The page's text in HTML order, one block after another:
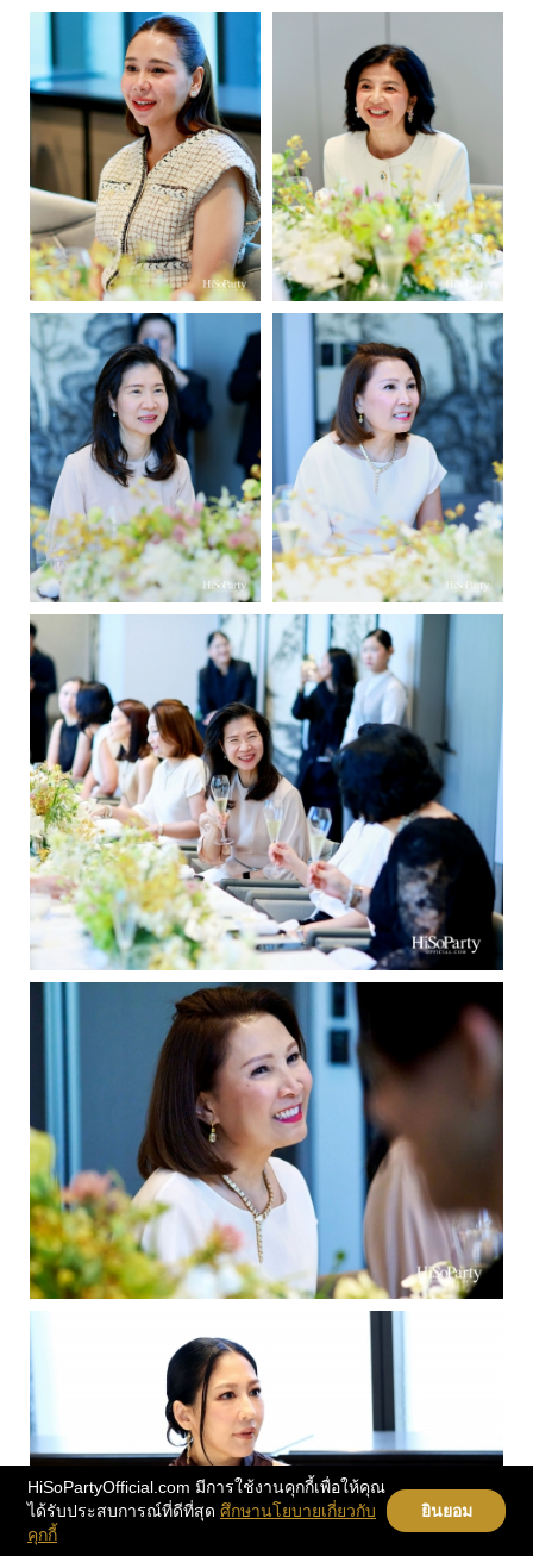
HiSoPartyOfficial.com มีการใช้งานคุกกี้เพื่อให้คุณ
ได้รับประสบการณ์ที่ดีที่สุด ศึกษานโยบายเกี่ยวกับ
คุกกี้
ยินยอม